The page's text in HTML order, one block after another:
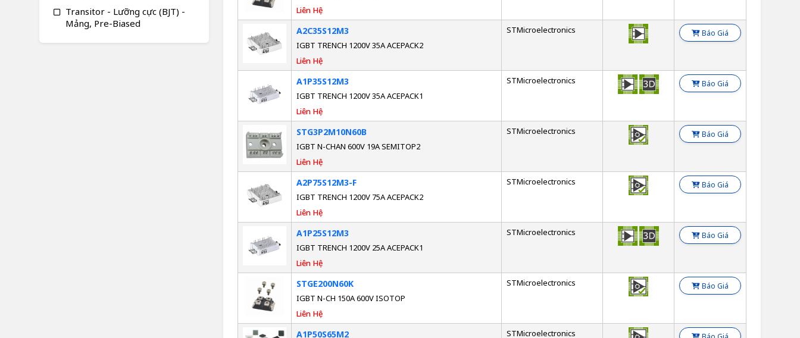
Liên Hệ
A2C35S12M3
IGBT TRENCH 1200V 35A ACEPACK2
Liên Hệ
STMicroelectronics Báo Giá
A1P35S12M3
IGBT TRENCH 1200V 35A ACEPACK1
Liên Hệ
STMicroelectronics Báo Giá
STG3P2M10N60B
IGBT N-CHAN 600V 19A SEMITOP2
Liên Hệ
STMicroelectronics Báo Giá
A2P75S12M3-F
IGBT TRENCH 1200V 75A ACEPACK2
Liên Hệ
STMicroelectronics Báo Giá
A1P25S12M3
IGBT TRENCH 1200V 25A ACEPACK1
Liên Hệ
STMicroelectronics Báo Giá
STGE200N60K
IGBT N-CH 150A 600V ISOTOP
Liên Hệ
STMicroelectronics Báo Giá
A1P50S65M2 STMicroelectronics
Transitor - Lưỡng cực (BJT) -
Mảng, Pre-Biased